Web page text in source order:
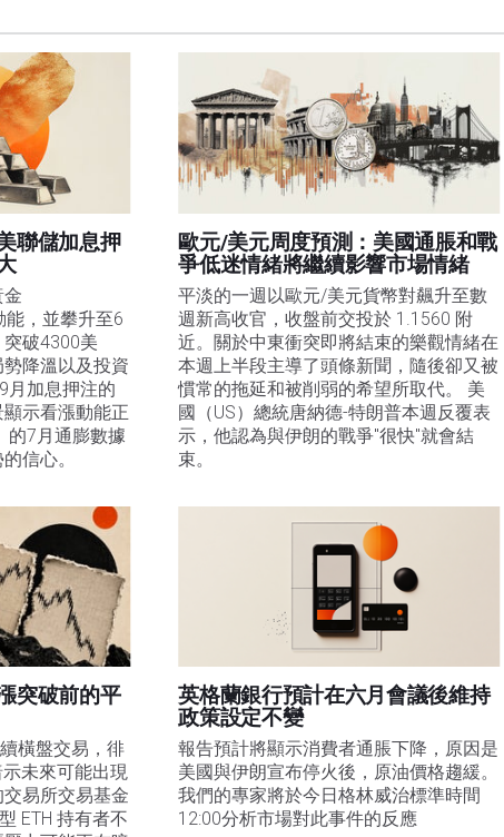
作者對該資訊的準確性、完整性或適用性不作任何陳述。FXStreet和作者將不承擔任何錯誤
引起的。錯誤和遺漏除外。本文作者和FXStreet並非註冊投資顧問，本文內容無意提供任
聯儲加息押
能，並攀升至6
破4300美
降溫以及投資
月加息押注的
示看漲動能正
的7月通膨數據
信心。
歐元/美元周度預測：美國通脹和戰
爭低迷情緒將繼續影響市場情緒
平淡的一週以歐元/美元貨幣對飆升至數
週新高收官，收盤前交投於 1.1560 附
近。關於中東衝突即將結束的樂觀情緒在
本週上半段主導了頭條新聞，隨後卻又被
慣常的拖延和被削弱的希望所取代。 美
國（US）總統唐納德-特朗普本週反覆表
示，他認為與伊朗的戰爭"很快"就會結
束。
突破前的平
橫盤交易，徘
未來可能出現
易所交易基金
ETH 持有者不
英格蘭銀行預計在六月會議後維持
政策設定不變
報告預計將顯示消費者通脹下降，原因是
美國與伊朗宣布停火後，原油價格趨緩。
我們的專家將於今日格林威治標準時間
12:00分析市場對此事件的反應